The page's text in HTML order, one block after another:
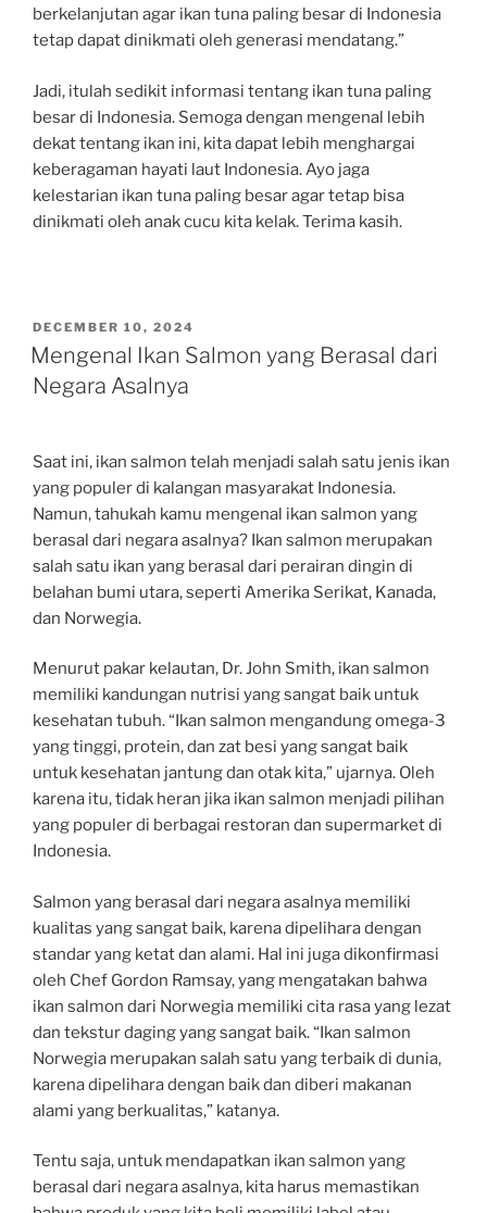
berkelanjutan agar ikan tuna paling besar di Indonesia
tetap dapat dinikmati oleh generasi mendatang.”
Jadi, itulah sedikit informasi tentang ikan tuna paling
besar di Indonesia. Semoga dengan mengenal lebih
dekat tentang ikan ini, kita dapat lebih menghargai
keberagaman hayati laut Indonesia. Ayo jaga
kelestarian ikan tuna paling besar agar tetap bisa
dinikmati oleh anak cucu kita kelak. Terima kasih.
POSTED
ON
DECEMBER 10, 2024
Mengenal Ikan Salmon yang Berasal dari
Negara Asalnya
Saat ini, ikan salmon telah menjadi salah satu jenis ikan
yang populer di kalangan masyarakat Indonesia.
Namun, tahukah kamu mengenal ikan salmon yang
berasal dari negara asalnya? Ikan salmon merupakan
salah satu ikan yang berasal dari perairan dingin di
belahan bumi utara, seperti Amerika Serikat, Kanada,
dan Norwegia.
Menurut pakar kelautan, Dr. John Smith, ikan salmon
memiliki kandungan nutrisi yang sangat baik untuk
kesehatan tubuh. “Ikan salmon mengandung omega-3
yang tinggi, protein, dan zat besi yang sangat baik
untuk kesehatan jantung dan otak kita,” ujarnya. Oleh
karena itu, tidak heran jika ikan salmon menjadi pilihan
yang populer di berbagai restoran dan supermarket di
Indonesia.
Salmon yang berasal dari negara asalnya memiliki
kualitas yang sangat baik, karena dipelihara dengan
standar yang ketat dan alami. Hal ini juga dikonfirmasi
oleh Chef Gordon Ramsay, yang mengatakan bahwa
ikan salmon dari Norwegia memiliki cita rasa yang lezat
dan tekstur daging yang sangat baik. “Ikan salmon
Norwegia merupakan salah satu yang terbaik di dunia,
karena dipelihara dengan baik dan diberi makanan
alami yang berkualitas,” katanya.
Tentu saja, untuk mendapatkan ikan salmon yang
berasal dari negara asalnya, kita harus memastikan